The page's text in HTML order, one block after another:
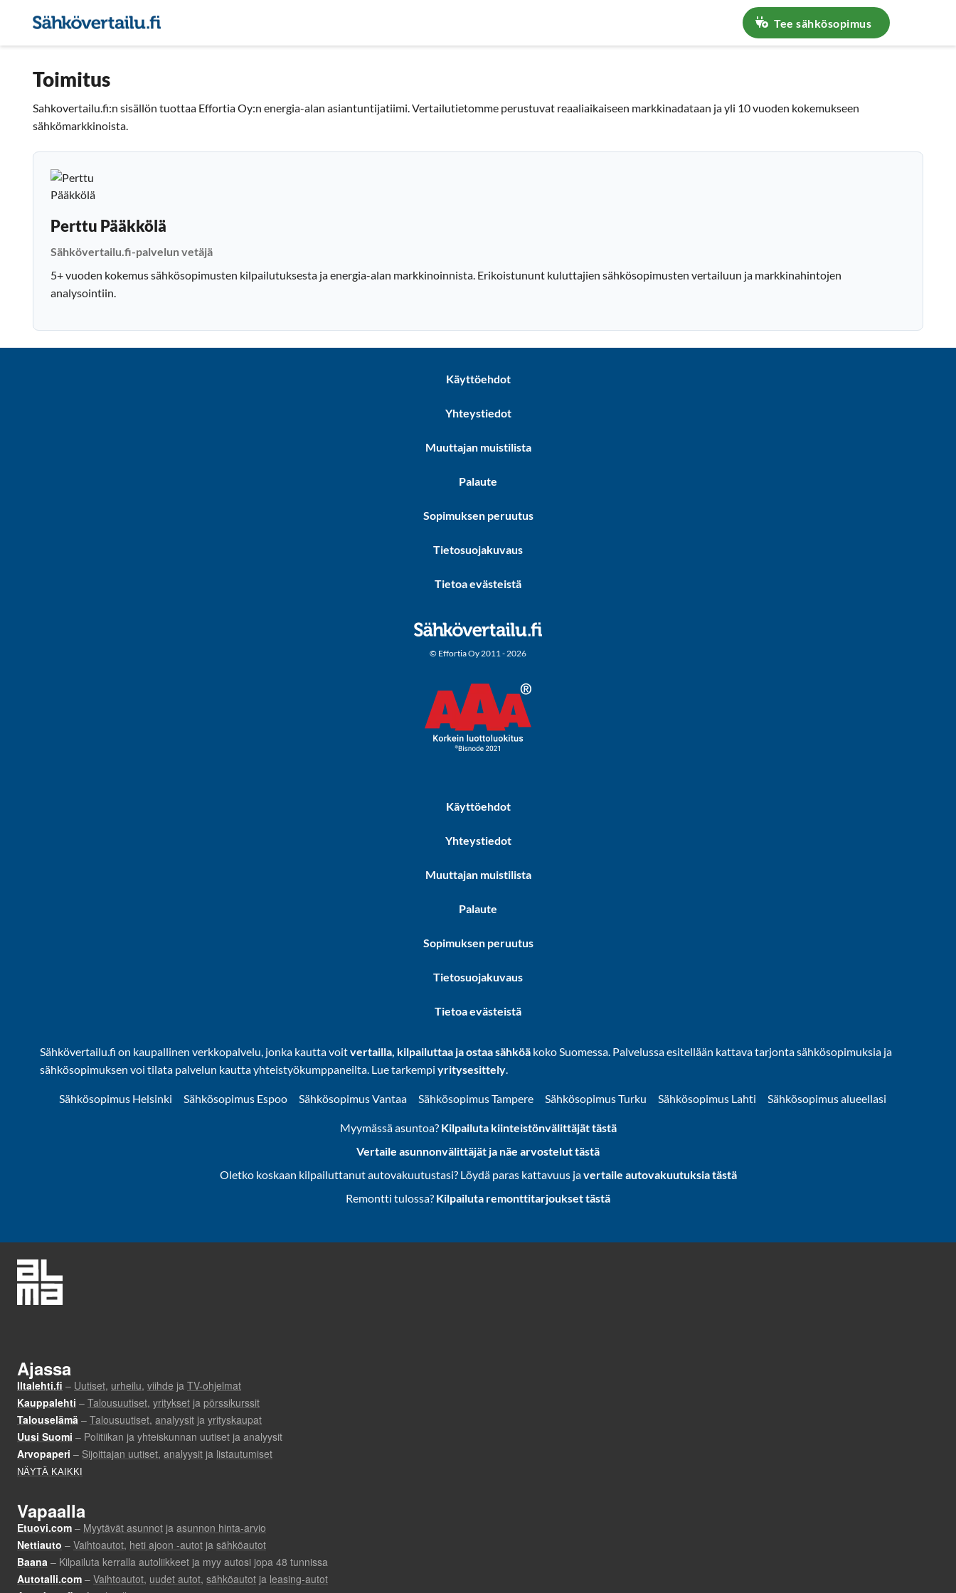
Tee sähkösopimus
Toimitus
Sahkovertailu.fi:n sisällön tuottaa Effortia Oy:n energia-alan asiantuntijatiimi. Vertailutietomme perustuvat reaaliaikaiseen markkinadataan ja yli 10 vuoden kokemukseen
sähkömarkkinoista.
Perttu Pääkkölä
Sähkövertailu.fi-palvelun vetäjä
5+ vuoden kokemus sähkösopimusten kilpailutuksesta ja energia-alan markkinoinnista. Erikoistununt kuluttajien sähkösopimusten vertailuun ja markkinahintojen
analysointiin.
Käyttöehdot
Yhteystiedot
Muuttajan muistilista
Palaute
Sopimuksen peruutus
Tietosuojakuvaus
Tietoa evästeistä
© Effortia Oy 2011 - 2026
Käyttöehdot
Yhteystiedot
Muuttajan muistilista
Palaute
Sopimuksen peruutus
Tietosuojakuvaus
Tietoa evästeistä
Sähkövertailu.fi on kaupallinen verkkopalvelu, jonka kautta voitvertailla, kilpailuttaa ja ostaa sähköä koko Suomessa. Palvelussa esitellään kattava tarjonta sähkösopimuksia ja
sähkösopimuksen voi tilata palvelun kautta yhteistyökumppaneilta. Lue tarkempiyritysesittely.
Sähkösopimus Helsinki Sähkösopimus Espoo Sähkösopimus Vantaa Sähkösopimus Tampere Sähkösopimus Turku Sähkösopimus Lahti Sähkösopimus alueellasi
Myymässä asuntoa? Kilpailuta kiinteistönvälittäjät tästä
Vertaile asunnonvälittäjät ja näe arvostelut tästä
Oletko koskaan kilpailuttanut autovakuutustasi? Löydä paras kattavuus javertaile autovakuutuksia tästä
Remontti tulossa? Kilpailuta remonttitarjoukset tästä